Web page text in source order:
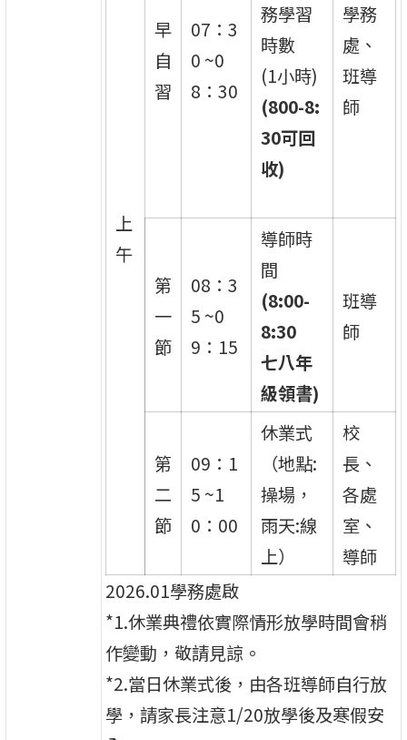
上
午
早
自
習
07：3
0 ~0
8：30
務學習
時數
(1小時)
(800-8:
30可回
收)
學務
處、
班導
師
第
一
節
08：3
5 ~0
9：15
導師時
間
(8:00-
8:30
七八年
級領書)
班導
師
第
二
節
09：1
5 ~1
0：00
休業式
（地點:
操場，
雨天:線
上）
校
長、
各處
室、
導師
2026.01學務處啟
*1.休業典禮依實際情形放學時間會稍
作變動，敬請見諒。
*2.當日休業式後，由各班導師自行放
學，請家長注意1/20放學後及寒假安